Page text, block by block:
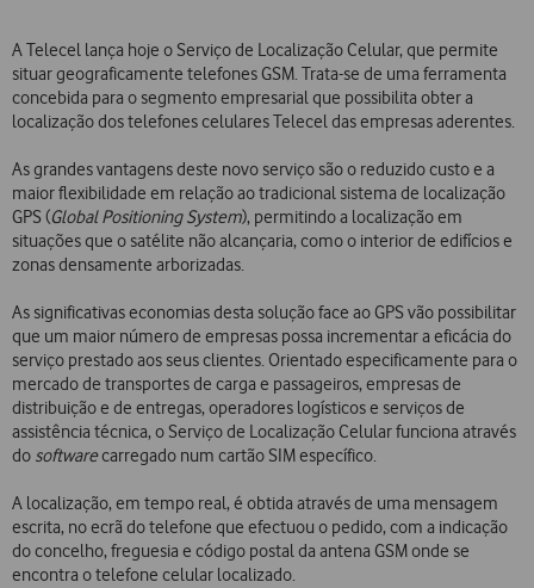
A Telecel lança hoje o Serviço de Localização Celular, que permite
situar geograficamente telefones GSM. Trata-se de uma ferramenta
concebida para o segmento empresarial que possibilita obter a
localização dos telefones celulares Telecel das empresas aderentes.
As grandes vantagens deste novo serviço são o reduzido custo e a
maior flexibilidade em relação ao tradicional sistema de localização
GPS (Global Positioning System), permitindo a localização em
situações que o satélite não alcançaria, como o interior de edifícios e
zonas densamente arborizadas.
As significativas economias desta solução face ao GPS vão possibilitar
que um maior número de empresas possa incrementar a eficácia do
serviço prestado aos seus clientes. Orientado especificamente para o
mercado de transportes de carga e passageiros, empresas de
distribuição e de entregas, operadores logísticos e serviços de
assistência técnica, o Serviço de Localização Celular funciona através
do softwarecarregado num cartão SIM específico.
A localização, em tempo real, é obtida através de uma mensagem
escrita, no ecrã do telefone que efectuou o pedido, com a indicação
do concelho, freguesia e código postal da antena GSM onde se
encontra o telefone celular localizado.